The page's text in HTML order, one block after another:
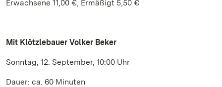
Erwachsene 11,00 €, Ermäßigt 5,50 €
Mit Klötzlebauer Volker Beker
Sonntag, 12. September, 10:00 Uhr
Dauer: ca. 60 Minuten